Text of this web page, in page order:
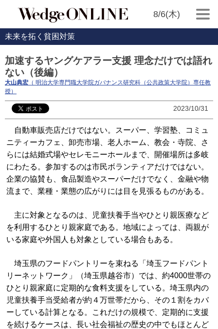
8/6(木)
未来を拓く貧困対策
加速するヤングケアラー支援 理念だけでは語れ
ない（後編）
大山典宏 （ 明治大学専門職大学院ガバナンス研究科（公共政策大学院）専任教
授）
2023/10/31
自動車販売店だけではない。スーパー、学習塾、コミュ
ニティーカフェ、卸売市場、老人ホーム、教会・寺院、さ
らには結婚式場やセレモニーホールまで、開催場所は多岐
にわたる。参加するのは市民ボランティアだけではない。
企業の協賛も、食品製造やスーパーだけでなく、金融や物
流まで、業種・業態の広がりには目を見張るものがある。
主に対象となるのは、児童扶養手当やひとり親医療など
を利用するひとり親家庭である。地域によっては、両親が
いる家庭や外国人も対象としている場合もある。
埼玉県のフードパントリーを束ねる「埼玉フードパント
リーネットワーク」（埼玉県越谷市）では、約4000世帯の
ひとり親家庭に定期的な食料支援をしている。埼玉県内の
児童扶養手当受給者が約４万世帯だから、その１割をカバ
ーしている計算となる。これだけの規模で、定期的に支援
を続けるケースは、長い社会福祉の歴史の中でもほとんど